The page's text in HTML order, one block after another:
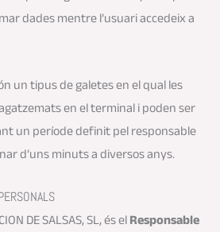
dades mentre l’usuari accedeix a
un tipus de galetes en el qual les
en el terminal i poden ser
un període definit pel responsable
d’uns minuts a diversos anys.
DE SALSAS, SL, és el Responsable